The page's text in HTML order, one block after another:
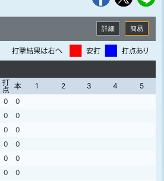
簡易
詳細
打
点 本 1 2 3 4
5
0
0
0
0
0
0
0
0
0
0
0
0